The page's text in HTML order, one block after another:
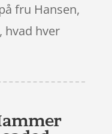
fru Hansen,
hvad hver